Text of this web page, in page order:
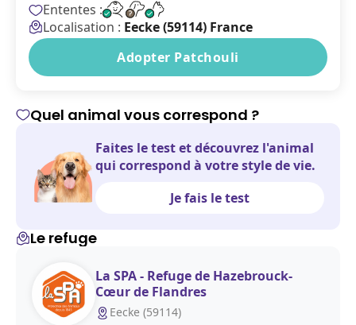
Ententes :
Localisation : Eecke (59114) France
Adopter Patchouli
Quel animal vous correspond ?
Faites le test et découvrez l'animal
qui correspond à votre style de vie.
Je fais le test
Le refuge
La SPA - Refuge de Hazebrouck-
Cœur de Flandres
Eecke (59114)